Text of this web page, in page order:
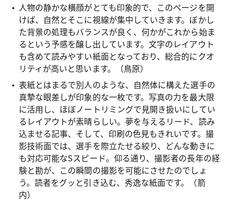
人物の静かな横顔がとても印象的で、このページを開
けば、自然とそこに視線が集中していきます。ぼかし
た背景の処理もバランスが良く、何かがこれから始ま
るという予感を醸し出しています。文字のレイアウト
も含めて読みやすい紙面となっており、総合的にクオ
リティが高いと思います。（鳥原）
表紙とはまるで別人のような、自然体に構えた選手の
真摯な眼差しが印象的な一枚です。写真の力を最大限
に活用し、ほぼノートリミングで見開き扱いにしてい
るレイアウトが素晴らしい。夢を与えるリード、読み
込ませる記事、そして、印刷の色見もきれいです。撮
影技術面では、選手を際立たせる絞り、どんな動きに
も対応可能なSスピード。仰る通り、撮影者の長年の経
験と勘が、この瞬間の撮影を可能にさせたのでしょ
う。読者をグッと引き込む、秀逸な紙面です。（箭
内）